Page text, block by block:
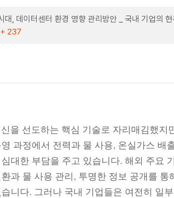
대, 데이터센터 환경 영향 관리방안 _ 국내 기업의
+ 237
을 선도하는 핵심 기술로 자리매김했지
과정에서 전력과 물 사용, 온실가스 배
대한 부담을 주고 있습니다. 해외 주요
과 물 사용 관리, 투명한 정보 공개를 통
니다. 그러나 국내 기업들은 여전히 일